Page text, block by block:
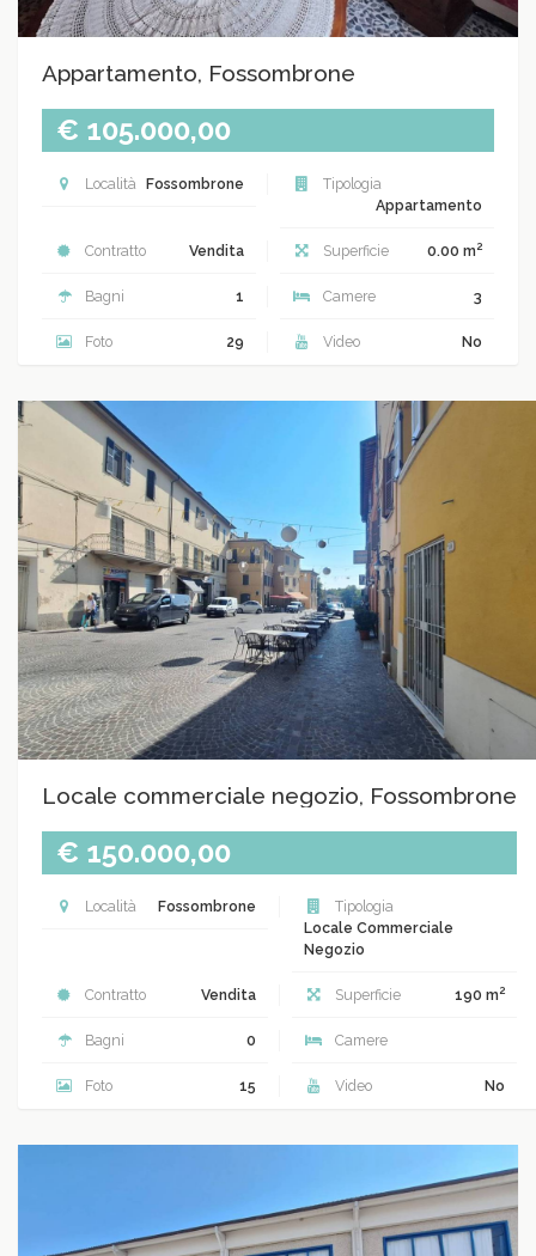
Appartamento, Fossombrone
€ 105.000,00
Località Fossombrone
Tipologia
Appartamento
Contratto Vendita Superficie 0.00 m2
Bagni 1 Camere 3
Foto 29 Video No
Locale commerciale negozio, Fossombrone
€ 150.000,00
Località Fossombrone
Tipologia
Locale Commerciale
Negozio
Contratto Vendita Superficie 190 m2
Bagni 0 Camere
Foto 15 Video No